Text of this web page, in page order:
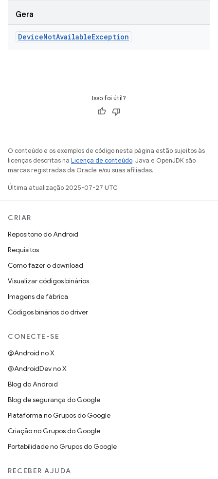
Gera
DeviceNotAvailableException
Isso foi útil?
O conteúdo e os exemplos de código nesta página estão sujeitos às
licenças descritas na Licença de conteúdo. Java e OpenJDK são
marcas registradas da Oracle e/ou suas afiliadas.
Última atualização 2025-07-27 UTC.
CRIAR
Repositório do Android
Requisitos
Como fazer o download
Visualizar códigos binários
Imagens de fábrica
Códigos binários do driver
CONECTE-SE
@Android no X
@AndroidDev no X
Blog do Android
Blog de segurança do Google
Plataforma no Grupos do Google
Criação no Grupos do Google
Portabilidade no Grupos do Google
RECEBER AJUDA